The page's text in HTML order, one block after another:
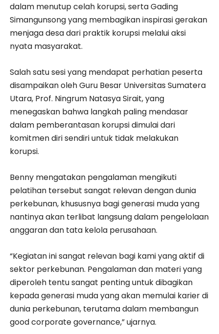
dalam menutup celah korupsi, serta Gading
Simangunsong yang membagikan inspirasi gerakan
menjaga desa dari praktik korupsi melalui aksi
nyata masyarakat.
Salah satu sesi yang mendapat perhatian peserta
disampaikan oleh Guru Besar Universitas Sumatera
Utara, Prof. Ningrum Natasya Sirait, yang
menegaskan bahwa langkah paling mendasar
dalam pemberantasan korupsi dimulai dari
komitmen diri sendiri untuk tidak melakukan
korupsi.
Benny mengatakan pengalaman mengikuti
pelatihan tersebut sangat relevan dengan dunia
perkebunan, khususnya bagi generasi muda yang
nantinya akan terlibat langsung dalam pengelolaan
anggaran dan tata kelola perusahaan.
“Kegiatan ini sangat relevan bagi kami yang aktif di
sektor perkebunan. Pengalaman dan materi yang
diperoleh tentu sangat penting untuk dibagikan
kepada generasi muda yang akan memulai karier di
dunia perkebunan, terutama dalam membangun
good corporate governance,” ujarnya.